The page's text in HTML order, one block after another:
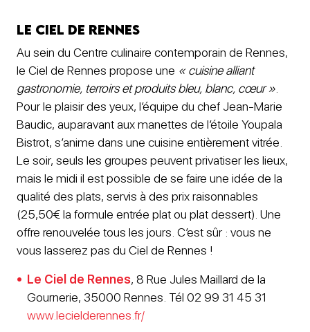
Le Ciel de Rennes
Au sein du Centre culinaire contemporain de Rennes,
le Ciel de Rennes propose une « cuisine alliant
gastronomie, terroirs et produits bleu, blanc, cœur »
Pour le plaisir des yeux, l’équipe du chef Jean-Marie
Baudic, auparavant aux manettes de l’étoile Youpala
Bistrot, s’anime dans une cuisine entièrement vitrée.
Le soir, seuls les groupes peuvent privatiser les lieux,
mais le midi il est possible de se faire une idée de la
qualité des plats, servis à des prix raisonnables
(25,50€ la formule entrée plat ou plat dessert). Une
offre renouvelée tous les jours. C’est sûr : vous ne
vous lasserez pas du Ciel de Rennes !
Le Ciel de Rennes, 8 Rue Jules Maillard de la
Gournerie, 35000 Rennes. Tél 02 99 31 45 31
www.lecielderennes.fr/